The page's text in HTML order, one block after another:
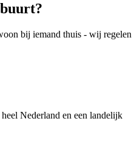
bij iemand thuis - wij regelen
Nederland en een landelijk